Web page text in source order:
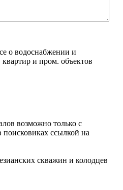
о водоснабжении и
и пром. объектов
возможно только с
ссылкой на
скважин и колодцев